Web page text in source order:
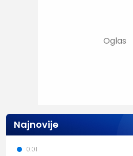
Najnovije
0:01